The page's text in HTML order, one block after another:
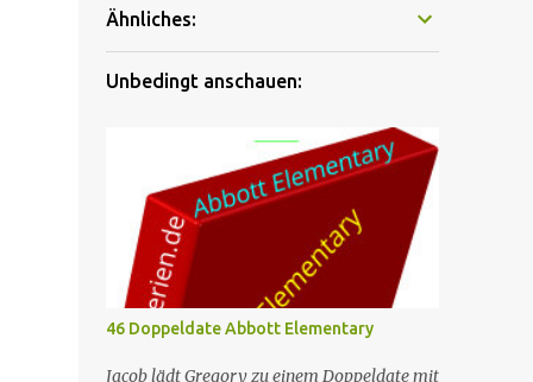
Ähnliches:
Unbedingt anschauen:
46 Doppeldate Abbott Elementary
Jacob lädt Gregory zu einem Doppeldate mit